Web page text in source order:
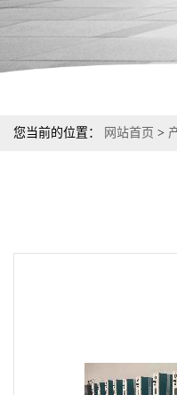
您当前的位置： 网站首页 >